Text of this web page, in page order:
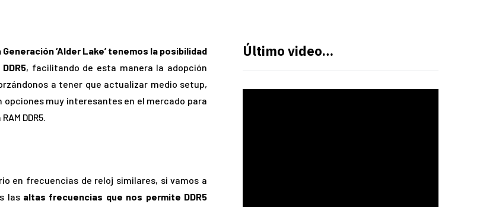
‘Alder Lake’ tenemos la posibilidad
, facilitando de esta manera la adopción
a tener que actualizar medio setup,
muy interesantes en el mercado para
DDR5.
en frecuencias de reloj similares, si vamos a
las altas frecuencias que nos permite DDR5
Último video…